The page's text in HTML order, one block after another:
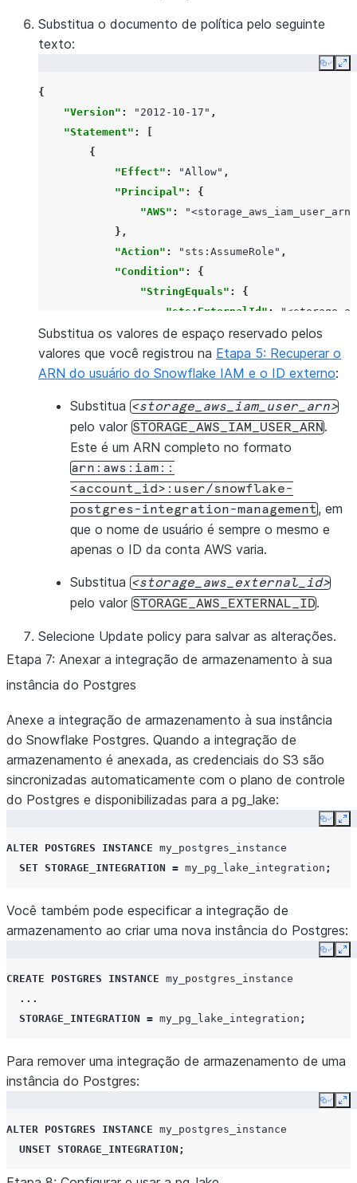
Substitua o documento de política pelo seguinte
texto:
Copy
{
"Version" : "2012-10-17" ,
"Statement" :
{
"Effect" : "Allow" ,
"Principal" :
{
"AWS" :
},
"Action" : "sts:AssumeRole" ,
"Condition" :
{
"StringEquals" :
{
"sts:ExternalId" :
}
}
}
Substitua os valores de espaço reservado pelos
valores que você registrou na Etapa 5: Recuperar o
ARN do usuário do Snowflake IAM e o ID externo:
Substitua storage_aws_iam_user_arn
pelo valor STORAGE_AWS_IAM_USER_ARN.
Este é um ARN completo no formato
arn:aws:iam::
<account_id>:user/snowflake-
postgres-integration-management, em
que o nome de usuário é sempre o mesmo e
apenas o ID da conta AWS varia.
Substitua storage_aws_external_id
pelo valor STORAGE_AWS_EXTERNAL_ID.
Selecione Update policy para salvar as alterações.
Etapa 7: Anexar a integração de armazenamento à sua
instância do Postgres
Anexe a integração de armazenamento à sua instância
do Snowflake Postgres. Quando a integração de
armazenamento é anexada, as credenciais do S3 são
sincronizadas automaticamente com o plano de controle
do Postgres e disponibilizadas para a pg_lake:
Copy
ALTER POSTGRES INSTANCE my_postgres_instance
SET STORAGE_INTEGRATION = my_pg_lake_integration ;
Você também pode especificar a integração de
armazenamento ao criar uma nova instância do Postgres:
Copy
CREATE POSTGRES INSTANCE my_postgres_instance
...
STORAGE_INTEGRATION = my_pg_lake_integration ;
Para remover uma integração de armazenamento de uma
instância do Postgres:
Copy
ALTER POSTGRES INSTANCE my_postgres_instance
UNSET STORAGE_INTEGRATION ;